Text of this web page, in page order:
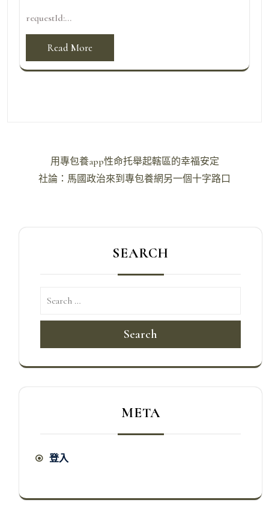
requestId:...
Read More
用專包養app性命托舉起轄區的幸福安定
社論：馬國政治來到專包養網另一個十字路口
SEARCH
Search
META
登入